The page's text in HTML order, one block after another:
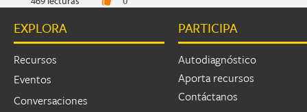
EXPLORA
Recursos
Eventos
Conversaciones
PARTICIPA
Autodiagnóstico
Aporta recursos
Contáctanos